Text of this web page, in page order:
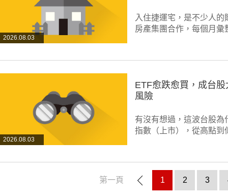
2026.08.03
入住捷運宅，是不少人
房產集團合作，每個月
2026.08.03
ETF愈跌愈買，成台
風險
有沒有想過，這波台股
指數（上市），從高點到
第一頁 1 2 3